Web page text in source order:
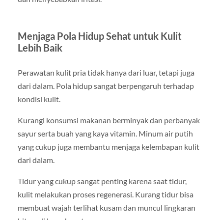
Menjaga Pola Hidup Sehat untuk Kulit
Lebih Baik
Perawatan kulit pria tidak hanya dari luar, tetapi juga
dari dalam. Pola hidup sangat berpengaruh terhadap
kondisi kulit.
Kurangi konsumsi makanan berminyak dan perbanyak
sayur serta buah yang kaya vitamin. Minum air putih
yang cukup juga membantu menjaga kelembapan kulit
dari dalam.
Tidur yang cukup sangat penting karena saat tidur,
kulit melakukan proses regenerasi. Kurang tidur bisa
membuat wajah terlihat kusam dan muncul lingkaran